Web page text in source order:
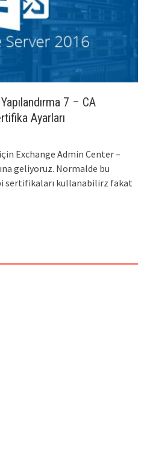
7 – CA
Ayarları
Exchange Admin Center –
geliyoruz. Normalde bu
sertifikaları kullanabilirz fakat